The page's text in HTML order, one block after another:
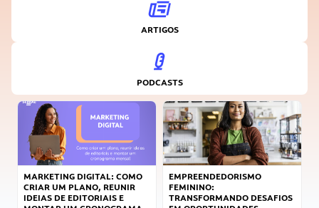
ARTIGOS
PODCASTS
MARKETING DIGITAL: COMO
CRIAR UM PLANO, REUNIR
IDEIAS DE EDITORIAIS E
EMPREENDEDORISMO
FEMININO:
TRANSFORMANDO DESAFIOS